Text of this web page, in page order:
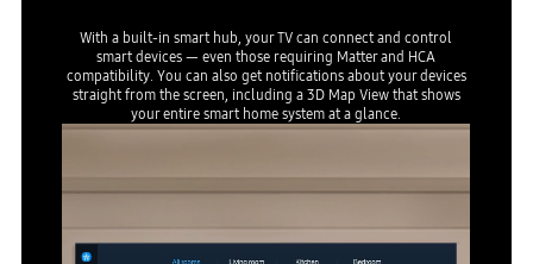
With a built-in smart hub, your TV can connect and control
smart devices — even those requiring Matter and HCA
compatibility. You can also get notifications about your devices
straight from the screen, including a 3D Map View that shows
your entire smart home system at a glance.